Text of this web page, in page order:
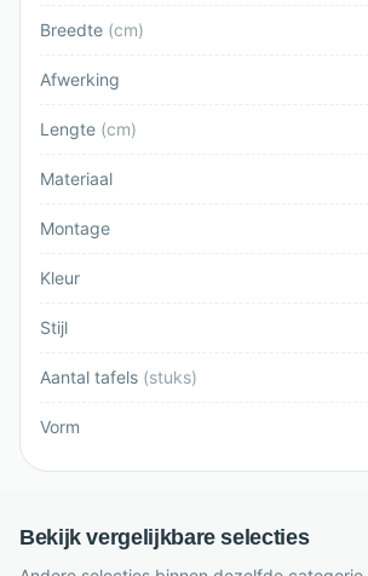
Breedte (cm)
Afwerking
Lengte (cm)
Materiaal
Montage
Kleur
Stijl
Aantal tafels (stuks)
Vorm
Bekijk vergelijkbare selecties